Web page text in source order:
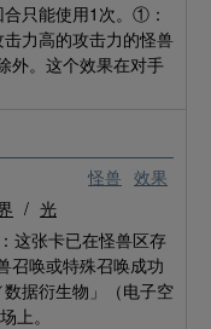
只能使用1次。①：
力高的攻击力的怪兽
外。这个效果在对手
怪兽 效果
/ 光
这张卡已在怪兽区存
召唤或特殊召唤成功
据衍生物」（电子空
上。